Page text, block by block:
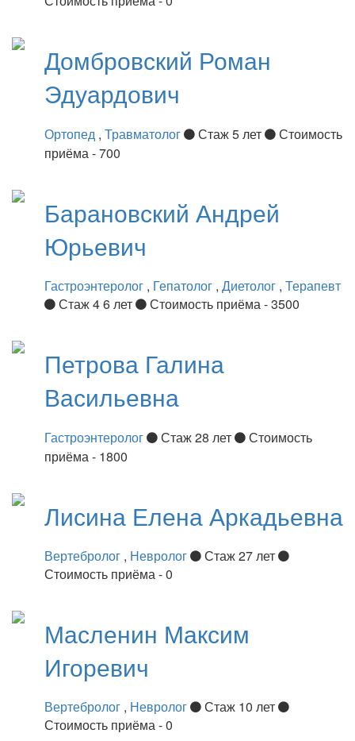
Домбровский Роман
Эдуардович
Ортопед , Травматолог Стаж 5 лет
Стоимость
приёма - 700
Барановский Андрей
Юрьевич
Гастроэнтеролог , Гепатолог , Диетолог , Терапевт
Стаж 4 6 лет
Стоимость приёма - 3500
Петрова Галина
Васильевна
Гастроэнтеролог Стаж 28 лет
Стоимость
приёма - 1800
Лисина Елена Аркадьевна
Вертебролог , Невролог
Стаж 27 лет
Стоимость приёма - 0
Масленин Максим
Игоревич
Вертебролог , Невролог
Стаж 10 лет
Стоимость приёма - 0